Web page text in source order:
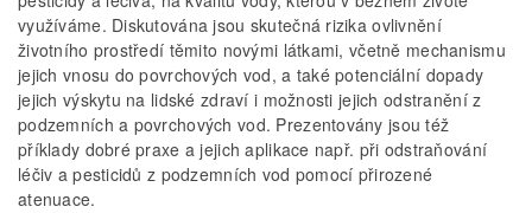
využíváme. Diskutována jsou skutečná rizika ovlivnění
životního prostředí těmito novými látkami, včetně mechanismu
jejich vnosu do povrchových vod, a také potenciální dopady
jejich výskytu na lidské zdraví i možnosti jejich odstranění z
podzemních a povrchových vod. Prezentovány jsou též
příklady dobré praxe a jejich aplikace např. při odstraňování
léčiv a pesticidů z podzemních vod pomocí přirozené
atenuace.